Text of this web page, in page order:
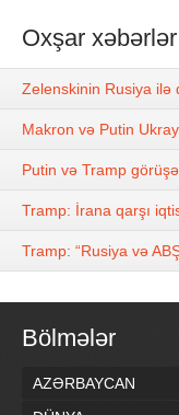
Oxşar xəbərlər
Zelenskinin Rusiya ilə
Makron və Putin
Putin və Tramp
Tramp: İrana qarşı
Tramp: “Rusiya və
Bölmələr
AZƏRBAYCAN